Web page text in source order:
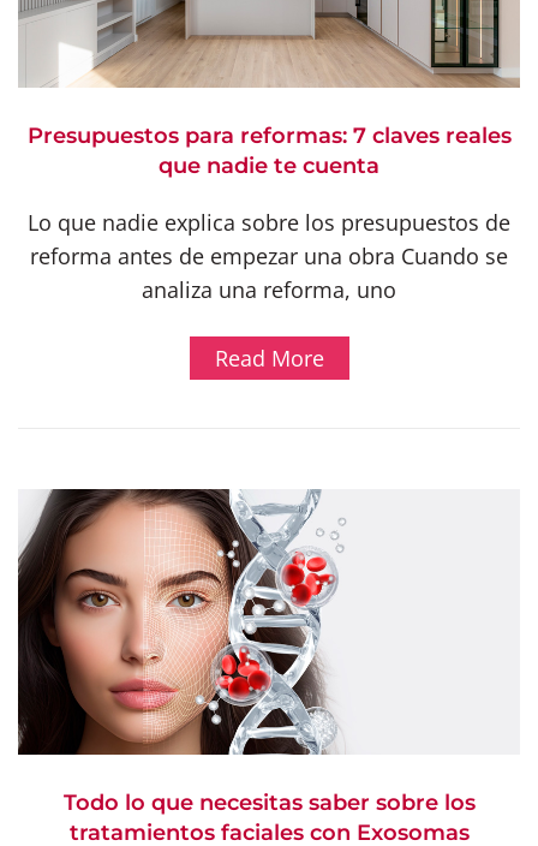
Presupuestos para reformas: 7 claves reales
que nadie te cuenta
Lo que nadie explica sobre los presupuestos de
reforma antes de empezar una obra Cuando se
analiza una reforma, uno
Read More
Todo lo que necesitas saber sobre los
tratamientos faciales con Exosomas